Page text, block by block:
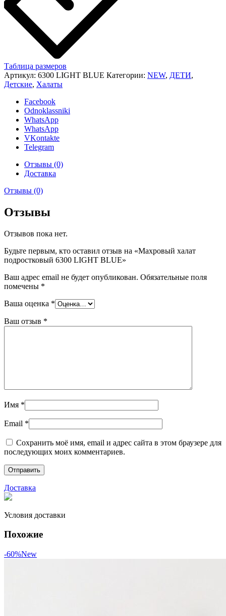
Таблица размеров
Артикул: 6300 LIGHT BLUE Категории: NEW, ДЕТИ,
Детские, Халаты
Facebook
Odnoklassniki
WhatsApp
WhatsApp
VKontakte
Telegram
Отзывы (0)
Доставка
Отзывы (0)
Отзывы
Отзывов пока нет.
Будьте первым, кто оставил отзыв на «Махровый халат
подростковый 6300 LIGHT BLUE»
Ваш адрес email не будет опубликован. Обязательные поля
помечены *
Ваша оценка *
Ваш отзыв *
Имя *
Email *
Сохранить моё имя, email и адрес сайта в этом браузере для
последующих моих комментариев.
Доставка
Условия доставки
Похожие
-60%New